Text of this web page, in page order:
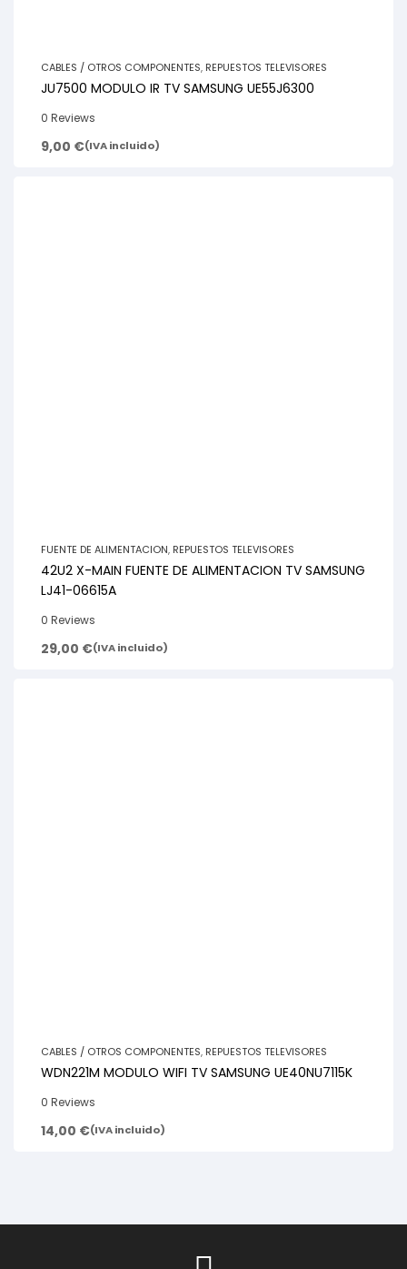
CABLES / OTROS COMPONENTES, REPUESTOS TELEVISORES
JU7500 MODULO IR TV SAMSUNG UE55J6300
0 Reviews
9,00 €(IVA incluido)
FUENTE DE ALIMENTACION, REPUESTOS TELEVISORES
42U2 X-MAIN FUENTE DE ALIMENTACION TV SAMSUNG
LJ41-06615A
0 Reviews
29,00 €(IVA incluido)
CABLES / OTROS COMPONENTES, REPUESTOS TELEVISORES
WDN221M MODULO WIFI TV SAMSUNG UE40NU7115K
0 Reviews
14,00 €(IVA incluido)